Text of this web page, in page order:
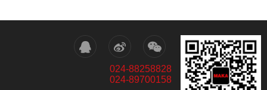
024-88258828
024-89700158